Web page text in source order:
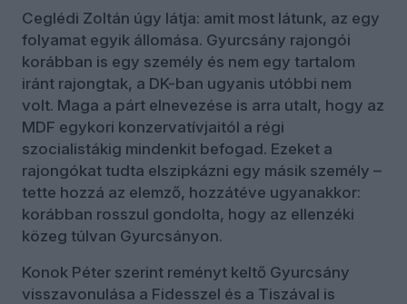
Ceglédi Zoltán úgy látja: amit most látunk, az egy
folyamat egyik állomása. Gyurcsány rajongói
korábban is egy személy és nem egy tartalom
iránt rajongtak, a DK-ban ugyanis utóbbi nem
volt. Maga a párt elnevezése is arra utalt, hogy az
MDF egykori konzervatívjaitól a régi
szocialistákig mindenkit befogad. Ezeket a
rajongókat tudta elszipkázni egy másik személy –
tette hozzá az elemző, hozzátéve ugyanakkor:
korábban rosszul gondolta, hogy az ellenzéki
közeg túlvan Gyurcsányon.
Konok Péter szerint reményt keltő Gyurcsány
visszavonulása a Fidesszel és a Tiszával is